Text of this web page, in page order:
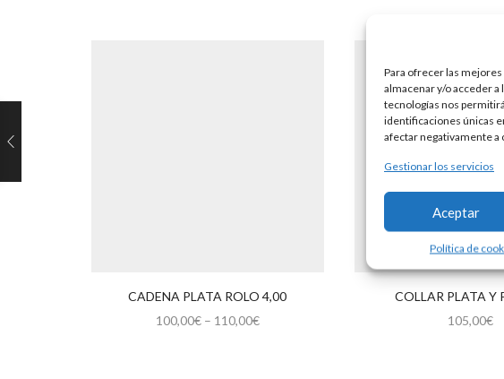
Para ofrecer las
almacenar y/o acceder
tecnologías nos
identificaciones únicas
afectar negativamente
Gestionar los servicios
Aceptar
Política de
CADENA PLATA ROLO 4,00
100,00€– 110,00€
COLLAR PLATA Y
105,00€